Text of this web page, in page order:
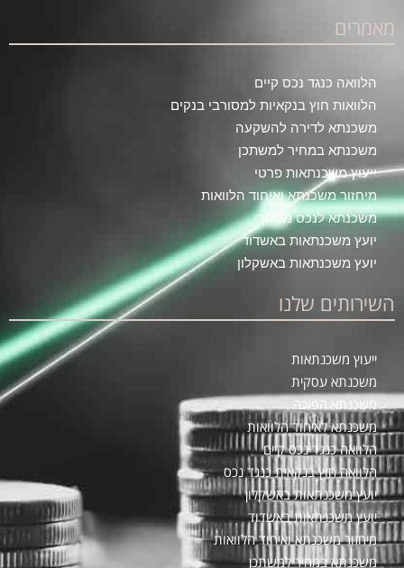
מאמרים
הלוואה כנגד נכס קיים
הלוואות חוץ בנקאיות למסורבי בנקים
משכנתא לדירה להשקעה
משכנתא במחיר למשתכן
ייעוץ משכנתאות פרטי
מיחזור משכנתא ואיחוד הלוואות
משכנתא לנכס מסחרי
יועץ משכנתאות באשדוד
יועץ משכנתאות באשקלון
השירותים שלנו
ייעוץ משכנתאות
משכנתא עסקית
משכנתא הפוכה
משכנתא לאיחוד הלוואות
הלוואה כנגד נכס קיים
הלוואה חוץ בנקאית כנגד נכס
יועץ משכנתאות באשקלון
יועץ משכנתאות באשדוד
מיחזור משכנתא ואיחוד הלוואות
משכנתא במחיר למשתכן